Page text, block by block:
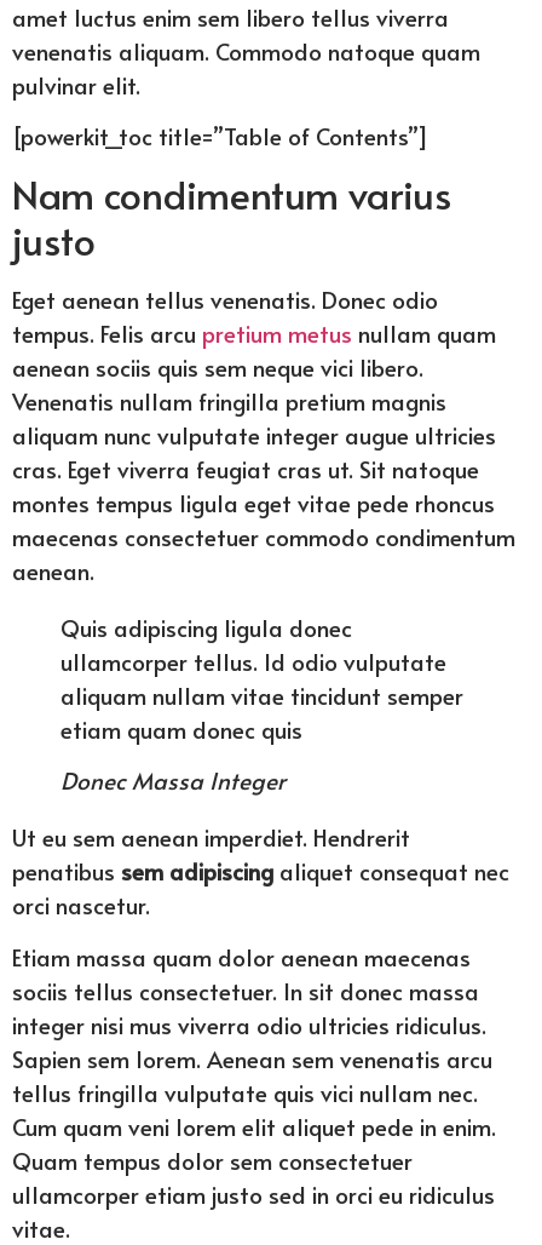
amet luctus enim sem libero tellus viverra
venenatis aliquam. Commodo natoque quam
pulvinar elit.
[powerkit_toc title=”Table of Contents”]
Nam condimentum varius
justo
Eget aenean tellus venenatis. Donec odio
tempus. Felis arcu pretium metus nullam quam
aenean sociis quis sem neque vici libero.
Venenatis nullam fringilla pretium magnis
aliquam nunc vulputate integer augue ultricies
cras. Eget viverra feugiat cras ut. Sit natoque
montes tempus ligula eget vitae pede rhoncus
maecenas consectetuer commodo condimentum
aenean.
Quis adipiscing ligula donec
ullamcorper tellus. Id odio vulputate
aliquam nullam vitae tincidunt semper
etiam quam donec quis
Donec Massa Integer
Ut eu sem aenean imperdiet. Hendrerit
penatibus sem adipiscing aliquet consequat nec
orci nascetur.
Etiam massa quam dolor aenean maecenas
sociis tellus consectetuer. In sit donec massa
integer nisi mus viverra odio ultricies ridiculus.
Sapien sem lorem. Aenean sem venenatis arcu
tellus fringilla vulputate quis vici nullam nec.
Cum quam veni lorem elit aliquet pede in enim.
Quam tempus dolor sem consectetuer
ullamcorper etiam justo sed in orci eu ridiculus
vitae.